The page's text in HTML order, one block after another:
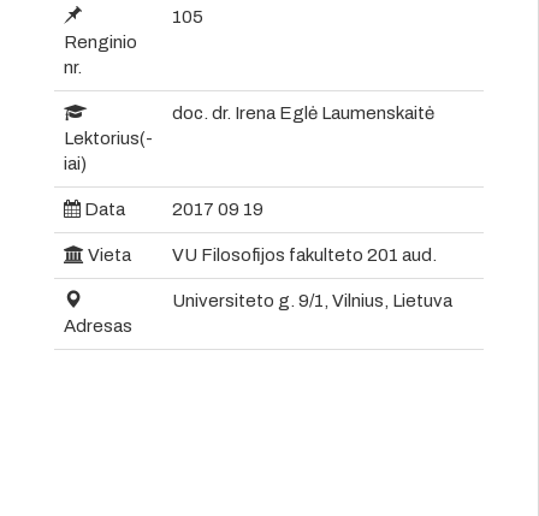
Renginio
nr.
105
Lektorius(-
iai)
doc. dr. Irena Eglė Laumenskaitė
Data 2017 09 19
Vieta VU Filosofijos fakulteto 201 aud.
Adresas
Universiteto g. 9/1, Vilnius, Lietuva